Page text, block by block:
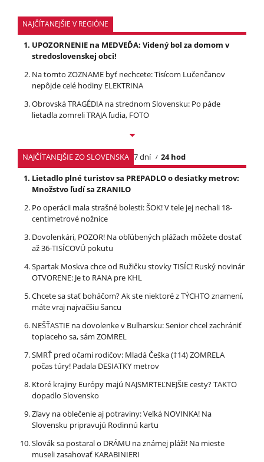
NAJČÍTANEJŠIE V REGIÓNE
UPOZORNENIE na MEDVEĎA: Videný bol za domom v
stredoslovenskej obci!
Na tomto ZOZNAME byť nechcete: Tisícom Lučenčanov
nepôjde celé hodiny ELEKTRINA
Obrovská TRAGÉDIA na strednom Slovensku: Po páde
lietadla zomreli TRAJA ľudia, FOTO
NAJČÍTANEJŠIE ZO SLOVENSKA 7 dní
24 hod
Lietadlo plné turistov sa PREPADLO o desiatky metrov:
Množstvo ľudí sa ZRANILO
Po operácii mala strašné bolesti: ŠOK! V tele jej nechali 18-
centimetrové nožnice
Dovolenkári, POZOR! Na obľúbených plážach môžete dostať
až 36-TISÍCOVÚ pokutu
Spartak Moskva chce od Ružičku stovky TISÍC! Ruský novinár
OTVORENE: Je to RANA pre KHL
Chcete sa stať boháčom? Ak ste niektoré z TÝCHTO znamení,
máte vraj najväčšiu šancu
NEŠŤASTIE na dovolenke v Bulharsku: Senior chcel zachrániť
topiaceho sa, sám ZOMREL
SMRŤ pred očami rodičov: Mladá Češka (†14) ZOMRELA
počas túry! Padala DESIATKY metrov
Ktoré krajiny Európy majú NAJSMRTEĽNEJŠIE cesty? TAKTO
dopadlo Slovensko
Zľavy na oblečenie aj potraviny: Veľká NOVINKA! Na
Slovensku pripravujú Rodinnú kartu
Slovák sa postaral o DRÁMU na známej pláži! Na mieste
museli zasahovať KARABINIERI